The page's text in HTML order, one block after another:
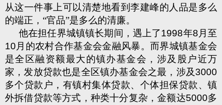
从这一件事上可以清楚地看到李建峰的人品是多么
的端正，“官品”是多么的清廉。
他在担任界城镇镇长期间，遇上了1998年8 月至
10 月的农村合作基金会金融风暴。而界城镇基金会
是全区融资额最大的镇办基金会，涉及股户近万
家，发放贷款也是全区镇办基金会之最，涉及3000
多个贷款户，有镇村集体贷款、个体担保贷款、镇
外拆借贷款等方式，种类十分复杂，金额达5000多